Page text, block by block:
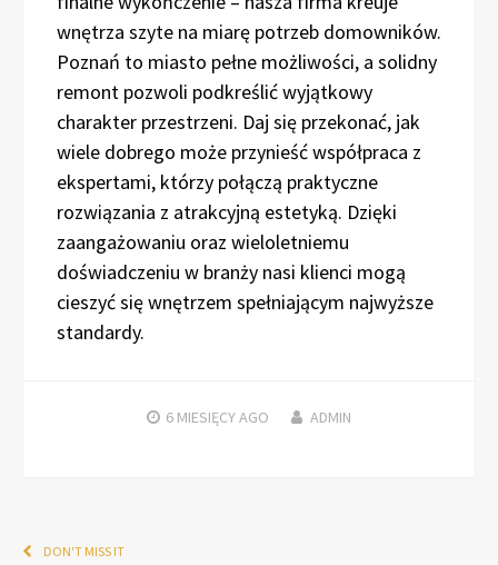
wnętrza szyte na miarę potrzeb domowników.
Poznań to miasto pełne możliwości, a solidny
remont pozwoli podkreślić wyjątkowy
charakter przestrzeni. Daj się przekonać, jak
wiele dobrego może przynieść współpraca z
ekspertami, którzy połączą praktyczne
rozwiązania z atrakcyjną estetyką. Dzięki
zaangażowaniu oraz wieloletniemu
doświadczeniu w branży nasi klienci mogą
cieszyć się wnętrzem spełniającym najwyższe
standardy.
6 MIESIĘCYAGO ADMIN
DON'T MISS IT